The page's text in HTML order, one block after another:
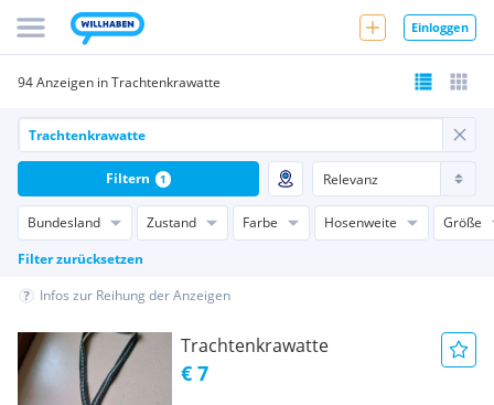
Einloggen
94 Anzeigen in Trachtenkrawatte
Bundesland Zustand Farbe Hosenweite
Größe
Filter zurücksetzen
Filtern 1
Infos zur Reihung der Anzeigen
Trachtenkrawatte
€ 7